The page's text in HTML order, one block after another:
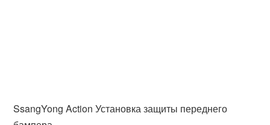
SsangYong Action Установка защиты переднего